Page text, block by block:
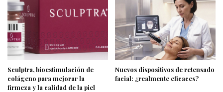
Sculptra, bioestimulación de
colágeno para mejorar la
firmeza y la calidad de la piel
Nuevos dispositivos de retensado
facial: ¿realmente eficaces?